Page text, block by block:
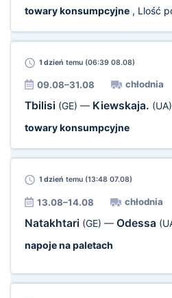
towary konsumpcyjne, Llość
1 dzień temu (06:39 08.08)
09.08–31.08 chłodnia
Tbilisi (GE) — Kiewskaja. (UA)
towary konsumpcyjne
1 dzień temu (13:48 07.08)
13.08–14.08 chłodnia
Natakhtari (GE) — Odessa
napoje na paletach